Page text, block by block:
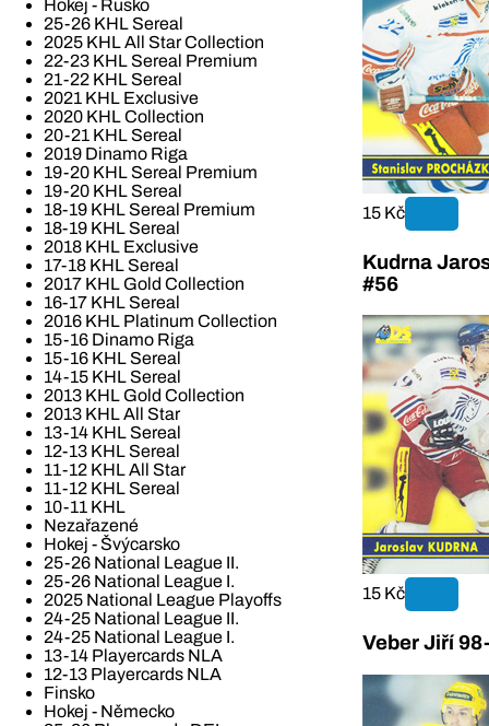
Hokej - Rusko
25-26 KHL Sereal
2025 KHL All Star Collection
22-23 KHL Sereal Premium
21-22 KHL Sereal
2021 KHL Exclusive
2020 KHL Collection
20-21 KHL Sereal
2019 Dinamo Riga
19-20 KHL Sereal Premium
19-20 KHL Sereal
18-19 KHL Sereal Premium
18-19 KHL Sereal
2018 KHL Exclusive
17-18 KHL Sereal
2017 KHL Gold Collection
16-17 KHL Sereal
2016 KHL Platinum Collection
15-16 Dinamo Riga
15-16 KHL Sereal
14-15 KHL Sereal
2013 KHL Gold Collection
2013 KHL All Star
13-14 KHL Sereal
12-13 KHL Sereal
11-12 KHL All Star
11-12 KHL Sereal
10-11 KHL
Nezařazené
Hokej - Švýcarsko
25-26 National League II.
25-26 National League I.
2025 National League Playoffs
24-25 National League II.
24-25 National League I.
13-14 Playercards NLA
12-13 Playercards NLA
Finsko
Hokej - Německo
15 Kč
Kudrna
#56
15 Kč
Veber Jiří